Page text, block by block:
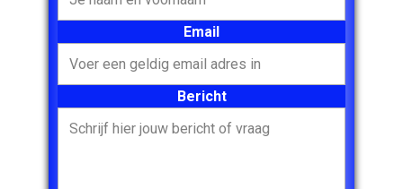
Email
Bericht